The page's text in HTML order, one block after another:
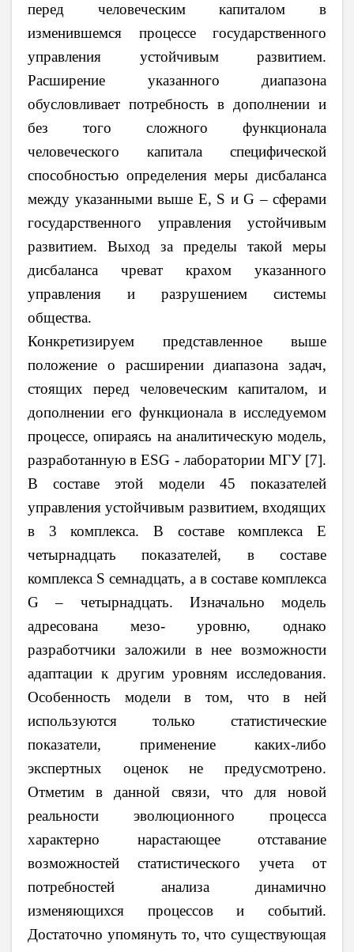
перед человеческим капиталом в
изменившемся процессе государственного
управления устойчивым развитием.
Расширение указанного диапазона
обусловливает потребность в дополнении и
без того сложного функционала
человеческого капитала специфической
способностью определения меры дисбаланса
между указанными выше E, S и G – сферами
государственного управления устойчивым
развитием. Выход за пределы такой меры
дисбаланса чреват крахом указанного
управления и разрушением системы
общества.
Конкретизируем представленное выше
положение о расширении диапазона задач,
стоящих перед человеческим капиталом, и
дополнении его функционала в исследуемом
процессе, опираясь на аналитическую модель,
разработанную в ESG - лаборатории МГУ [7].
В составе этой модели 45 показателей
управления устойчивым развитием, входящих
в 3 комплекса. В составе комплекса E
четырнадцать показателей, в составе
комплекса S семнадцать, а в составе комплекса
G – четырнадцать. Изначально модель
адресована мезо- уровню, однако
разработчики заложили в нее возможности
адаптации к другим уровням исследования.
Особенность модели в том, что в ней
используются только статистические
показатели, применение каких-либо
экспертных оценок не предусмотрено.
Отметим в данной связи, что для новой
реальности эволюционного процесса
характерно нарастающее отставание
возможностей статистического учета от
потребностей анализа динамично
изменяющихся процессов и событий.
Достаточно упомянуть то, что существующая